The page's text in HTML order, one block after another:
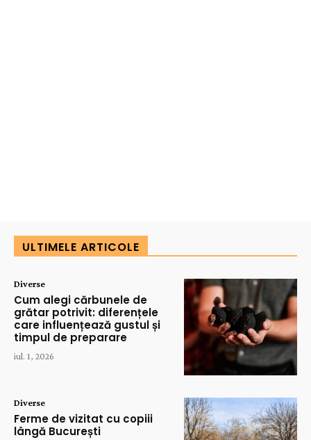
ULTIMELE ARTICOLE
Diverse
Cum alegi cărbunele de
grătar potrivit: diferențele
care influențează gustul și
timpul de preparare
iul. 1, 2026
Diverse
Ferme de vizitat cu copiii
lângă București